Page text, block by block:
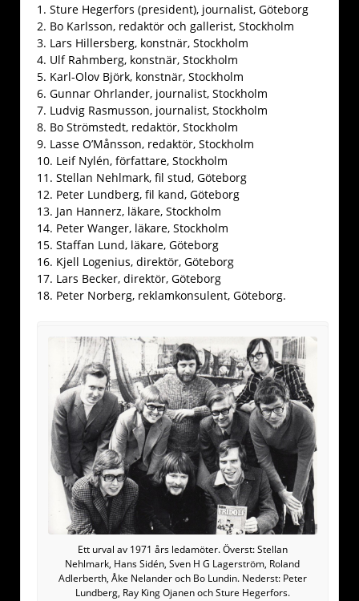
1. Sture Hegerfors (president), journalist, Göteborg
2. Bo Karlsson, redaktör och gallerist, Stockholm
3. Lars Hillersberg, konstnär, Stockholm
4. Ulf Rahmberg, konstnär, Stockholm
5. Karl-Olov Björk, konstnär, Stockholm
6. Gunnar Ohrlander, journalist, Stockholm
7. Ludvig Rasmusson, journalist, Stockholm
8. Bo Strömstedt, redaktör, Stockholm
9. Lasse O’Månsson, redaktör, Stockholm
10. Leif Nylén, författare, Stockholm
11. Stellan Nehlmark, fil stud, Göteborg
12. Peter Lundberg, fil kand, Göteborg
13. Jan Hannerz, läkare, Stockholm
14. Peter Wanger, läkare, Stockholm
15. Staffan Lund, läkare, Göteborg
16. Kjell Logenius, direktör, Göteborg
17. Lars Becker, direktör, Göteborg
18. Peter Norberg, reklamkonsulent, Göteborg.
Ett urval av 1971 års ledamöter. Överst: Stellan
Nehlmark, Hans Sidén, Sven H G Lagerström, Roland
Adlerberth, Åke Nelander och Bo Lundin. Nederst: Peter
Lundberg, Ray King Ojanen och Sture Hegerfors.